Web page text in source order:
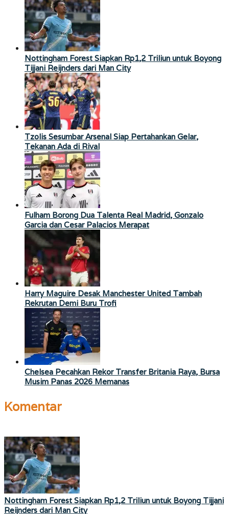
Nottingham Forest Siapkan Rp1,2 Triliun untuk Boyong
Tijjani Reijnders dari Man City
Tzolis Sesumbar Arsenal Siap Pertahankan Gelar,
Tekanan Ada di Rival
Fulham Borong Dua Talenta Real Madrid, Gonzalo
Garcia dan Cesar Palacios Merapat
Harry Maguire Desak Manchester United Tambah
Rekrutan Demi Buru Trofi
Chelsea Pecahkan Rekor Transfer Britania Raya, Bursa
Musim Panas 2026 Memanas
Komentar
Nottingham Forest Siapkan Rp1,2 Triliun untuk Boyong Tijjani
Reijnders dari Man City